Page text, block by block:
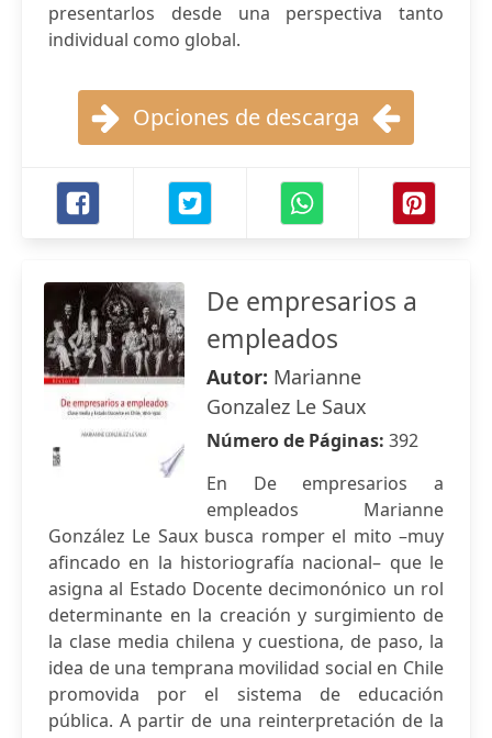
presentarlos desde una perspectiva tanto
individual como global.
Opciones de descarga
De empresarios a
empleados
Autor: Marianne
Gonzalez Le Saux
Número de Páginas: 392
En De empresarios a
empleados Marianne
González Le Saux busca romper el mito –muy
afincado en la historiografía nacional– que le
asigna al Estado Docente decimonónico un rol
determinante en la creación y surgimiento de
la clase media chilena y cuestiona, de paso, la
idea de una temprana movilidad social en Chile
promovida por el sistema de educación
pública. A partir de una reinterpretación de la